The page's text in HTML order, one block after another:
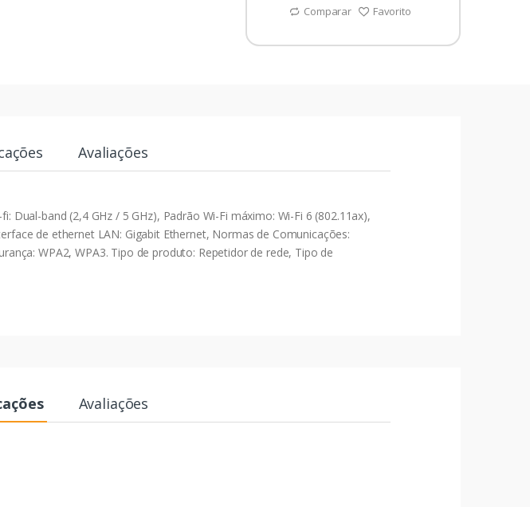
Comparar Favorito
Avaliações
Dual-band (2,4 GHz / 5 GHz), Padrão Wi-Fi máximo: Wi-Fi 6 (802.11ax),
de ethernet LAN: Gigabit Ethernet, Normas de Comunicações:
WPA2, WPA3. Tipo de produto: Repetidor de rede, Tipo de
Avaliações